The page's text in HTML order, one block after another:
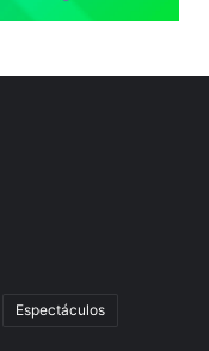
Espectáculos